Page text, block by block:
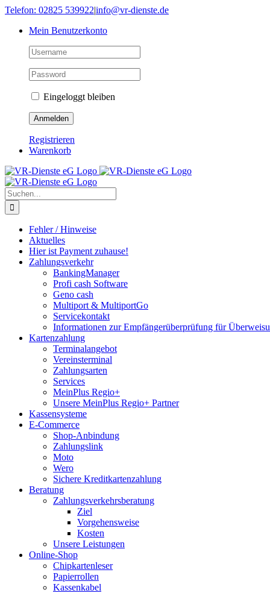
Skip
content
Telefon: 02825 539922|info@vr-dienste.de
Mein Benutzerkonto
Eingeloggt bleiben
Registrieren
Warenkorb
Suche
nach:
Fehler / Hinweise
Aktuelles
Hier ist Payment zuhause!
Zahlungsverkehr
BankingManager
Profi cash Software
Geno cash
Multiport & MultiportGo
Servicekontakt
Informationen zur Empfängerüberprüfung für
Kartenzahlung
Terminalangebot
Vereinsterminal
Zahlungsarten
Services
MeinPlus Regio+
Unsere MeinPlus Regio+ Partner
Kassensysteme
E-Commerce
Shop-Anbindung
Zahlungslink
Moto
Wero
Sichere Kreditkartenzahlung
Beratung
Zahlungsverkehrsberatung
Ziel
Vorgehensweise
Kosten
Unsere Leistungen
Online-Shop
Chipkartenleser
Papierrollen
Kassenkabel